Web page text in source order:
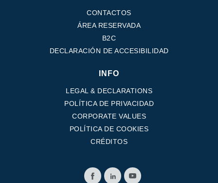
CONTACTOS
ÁREA RESERVADA
B2C
DECLARACIÓN DE ACCESIBILIDAD
INFO
LEGAL & DECLARATIONS
POLÍTICA DE PRIVACIDAD
CORPORATE VALUES
POLÍTICA DE COOKIES
CRÉDITOS